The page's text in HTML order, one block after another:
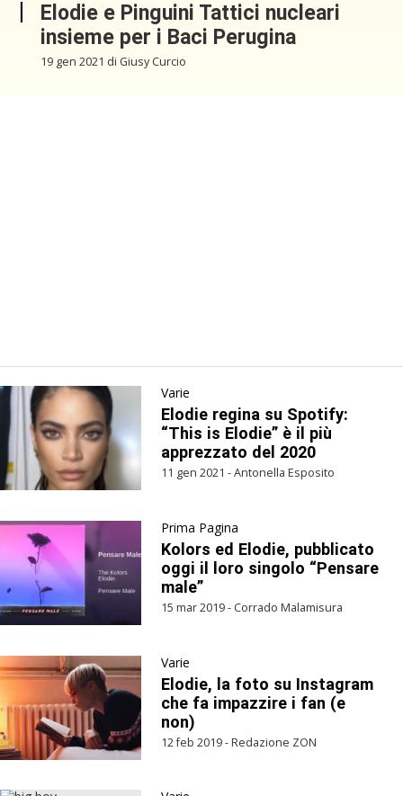
Elodie e Pinguini Tattici nucleari
insieme per i Baci Perugina
19 gen 2021 di Giusy Curcio
Varie
Elodie regina su Spotify:
“This is Elodie” è il più
apprezzato del 2020
11 gen 2021 - Antonella Esposito
Prima Pagina
Kolors ed Elodie, pubblicato
oggi il loro singolo “Pensare
male”
15 mar 2019 - Corrado Malamisura
Varie
Elodie, la foto su Instagram
che fa impazzire i fan (e
non)
12 feb 2019 - Redazione ZON